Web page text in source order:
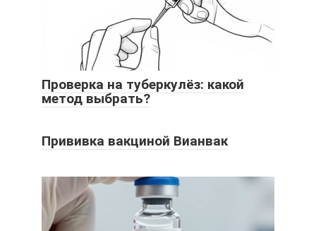
Проверка на туберкулёз: какой
метод выбрать?
Прививка вакциной Вианвак